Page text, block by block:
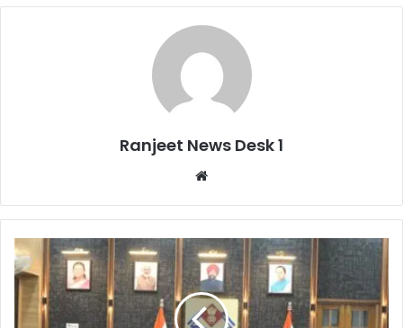
Ranjeet News Desk 1
te